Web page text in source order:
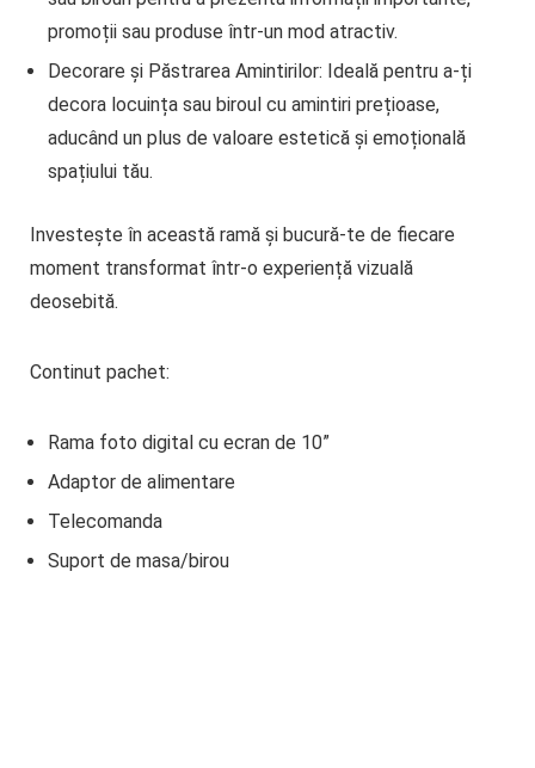
promoții sau produse într-un mod atractiv.
Decorare și Păstrarea Amintirilor: Ideală pentru a-ți
decora locuința sau biroul cu amintiri prețioase,
aducând un plus de valoare estetică și emoțională
spațiului tău.
Investește în această ramă și bucură-te de fiecare
moment transformat într-o experiență vizuală
deosebită.
Continut pachet:
Rama foto digital cu ecran de 10”
Adaptor de alimentare
Telecomanda
Suport de masa/birou